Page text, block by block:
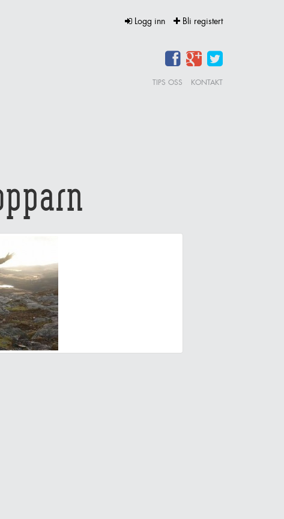
Logg inn Bli registert
TIPS OSS KONTAKT